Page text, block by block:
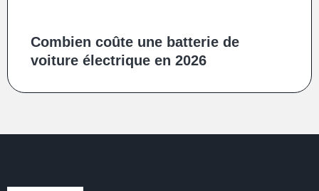
Combien coûte une batterie de
voiture électrique en 2026